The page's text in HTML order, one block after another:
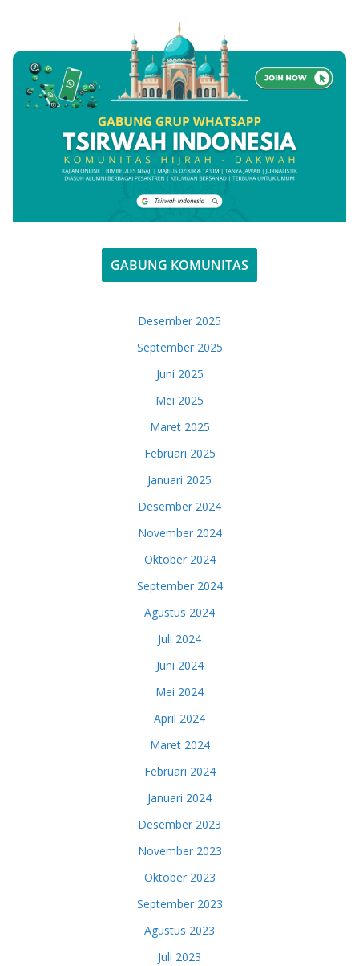
GABUNG KOMUNITAS
Desember 2025
September 2025
Juni 2025
Mei 2025
Maret 2025
Februari 2025
Januari 2025
Desember 2024
November 2024
Oktober 2024
September 2024
Agustus 2024
Juli 2024
Juni 2024
Mei 2024
April 2024
Maret 2024
Februari 2024
Januari 2024
Desember 2023
November 2023
Oktober 2023
September 2023
Agustus 2023
Juli 2023